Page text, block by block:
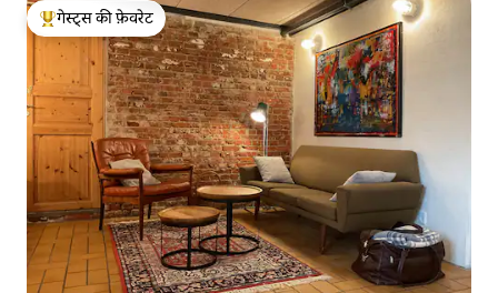
गेस्ट्स का टॉप फ़ेवरेट
गेस्ट्स की फ़ेवरेट